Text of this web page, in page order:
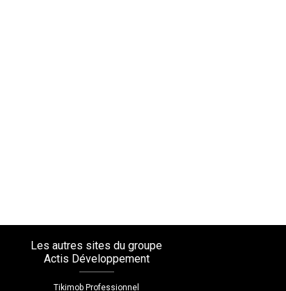
Les autres sites du groupe
Actis Développement
Tikimob Professionnel